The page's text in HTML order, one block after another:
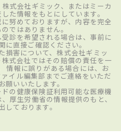
式会社ギミック、またはミーカ
た情報をもとにしています。
努めておりますが、内容を完全
ではありません。
診を希望される場合は、事前に
に直接ご確認ください。
損害について、株式会社ギミッ
式会社ではその賠償の責任を一
情報に誤りがある場合には、お
イル編集部までご連絡をいただ
願いいたします。
の健康保険証利用可能な医療機
厚生労働省の情報提供のもと、
しております。